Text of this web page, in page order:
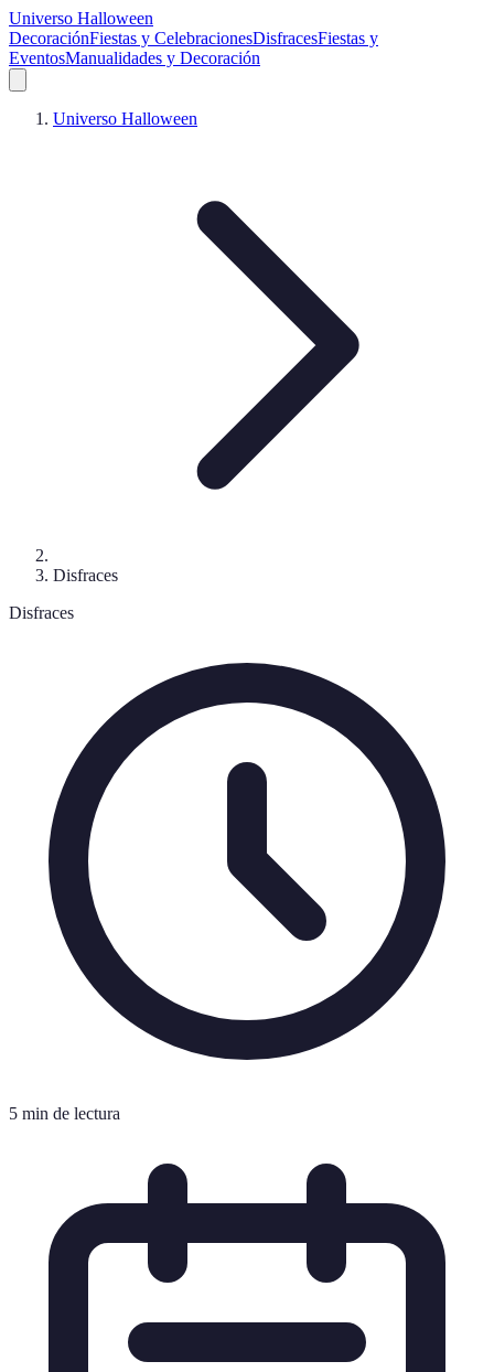
Universo Halloween
DecoraciónFiestas y CelebracionesDisfracesFiestas y
EventosManualidades y Decoración
Universo Halloween
Disfraces
Disfraces
5 min de lectura